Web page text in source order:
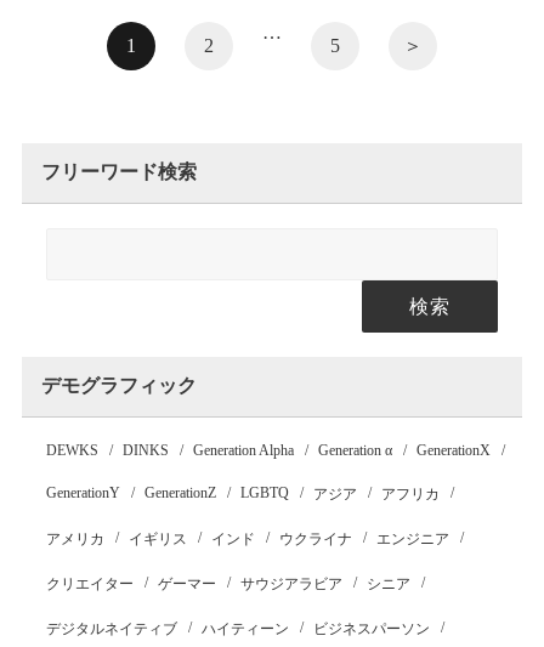
フリーワード検索
検索
デモグラフィック
DEWKS DINKS Generation Alpha Generation α GenerationX
GenerationY GenerationZ LGBTQ アジア アフリカ
アメリカ イギリス インド ウクライナ エンジニア
クリエイター ゲーマー サウジアラビア シニア
デジタルネイティブ ハイティーン ビジネスパーソン
1 2
…
5 ＞